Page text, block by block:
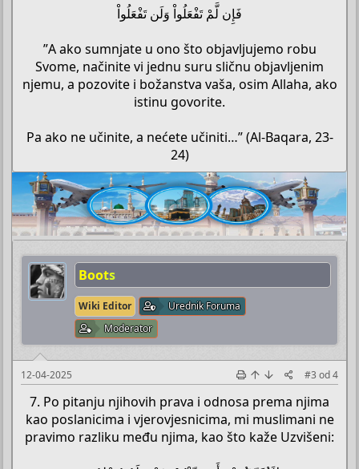
فَإِن لَّمْ تَفْعَلُواْ وَلَن تَفْعَلُواْ
”A ako sumnjate u ono što objavljujemo robu
Svome, načinite vi jednu suru sličnu objavljenim
njemu, a pozovite i božanstva vaša, osim Allaha, ako
istinu govorite.
Pa ako ne učinite, a nećete učiniti…” (Al-Baqara, 23-
24)​
Boots
Wiki Editor
Urednik Foruma
Moderator
12-04-2025 #3 od4
7. Po pitanju njihovih prava i odnosa prema njima
kao poslanicima i vjerovjesnicima, mi muslimani ne
pravimo razliku među njima, kao što kaže Uzvišeni: